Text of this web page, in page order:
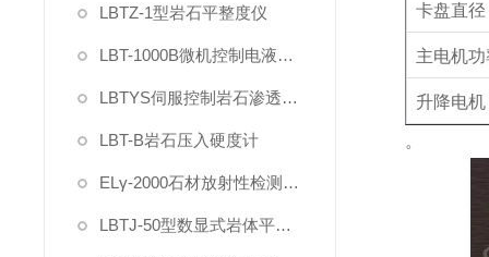
LBTZ-1型岩石平整度仪
LBT-1000B微机控制电液伺服岩石三轴仪
LBTYS伺服控制岩石渗透分析仪
LBT-B岩石压入硬度计
ELγ-2000石材放射性检测仪（智能γ辐射分析仪）
LBTJ-50型数显式岩体平推法原位直剪试验仪
卡盘直径
主电机
升降电机
。